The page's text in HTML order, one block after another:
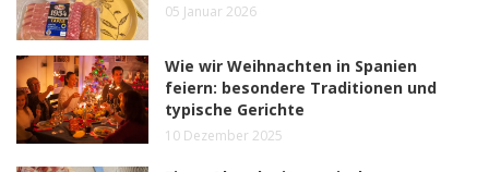
05 Januar 2026
Wie wir Weihnachten in Spanien
feiern: besondere Traditionen und
typische Gerichte
10 Dezember 2025